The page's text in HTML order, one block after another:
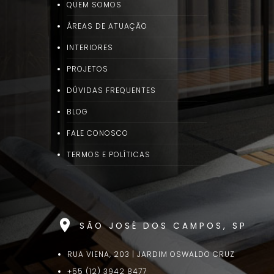
QUEM SOMOS
ÁREAS DE ATUAÇÃO
INTERIORES
PROJETOS
DÚVIDAS FREQUENTES
BLOG
FALE CONOSCO
TERMOS E POLÍTICAS
location_on SÃO JOSÉ DOS CAMPOS, SP
RUA VIENA, 203 | JARDIM OSWALDO CRUZ
+55 (12) 3942 8477